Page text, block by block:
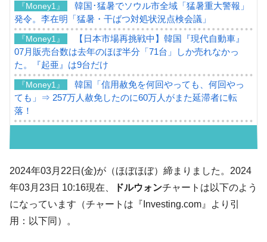
『Money1』
韓国･猛暑でソウル市全域「猛暑重大警報」
発令。李在明「猛暑・干ばつ対処状況点検会議」
『Money1』
【日本市場再挑戦中】韓国『現代自動車』
07月販売台数は去年のほぼ半分「71台」しか売れなかっ
た。『起亜』は9台だけ
『Money1』
韓国「信用赦免を何回やっても、何回やっ
ても」⇒ 257万人赦免したのに60万人がまた延滞者に転
落！
韓国「2026年07月の輸出入」絶好調。半導
体だけで410億ドル、輸出全体の41％もある
や、若者に起業させよう」⇒ どんな雇用対策だソレ。
2024年03月22日(金)が（ほぼほぼ）締まりました。2024
年03月23日 10:16現在、
ドルウォンチャートは以下のよう
になっています（チャートは『Investing.com』より引
用：以下同）。